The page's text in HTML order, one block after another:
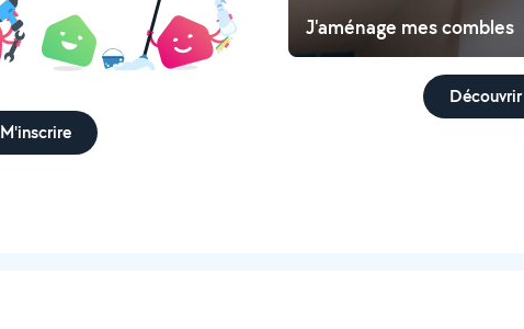
M'inscrire
J'aménage mes combles
Découvrir